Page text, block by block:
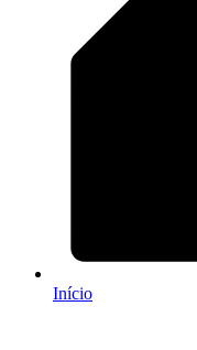
Início